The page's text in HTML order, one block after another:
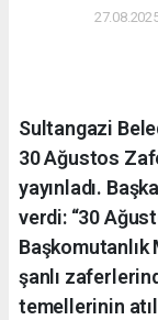
Sultangazi
30 Ağustos
yayınladı.
verdi: “30
şanlı
temellerinin